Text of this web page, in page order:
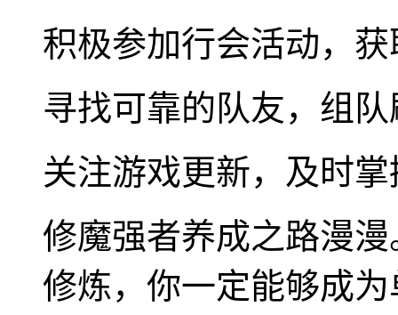
积极参加行会活动，
寻找可靠的队友，组
关注游戏更新，及时
修魔强者养成之路漫
修炼，你一定能够成